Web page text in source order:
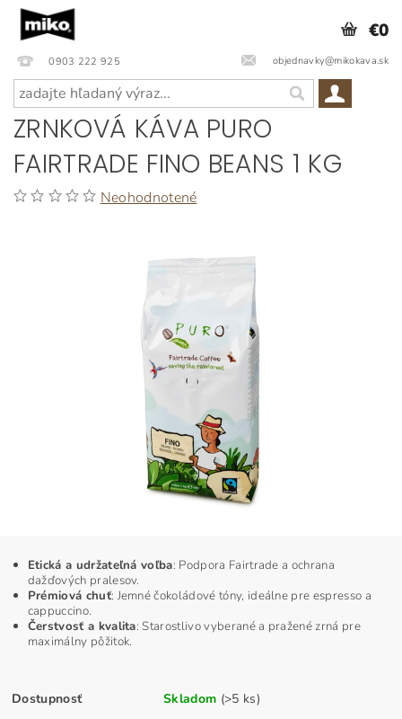
0903 222 925 objednavky@mikokava.sk
€0
ZRNKOVÁ KÁVA PURO
FAIRTRADE FINO BEANS 1 KG
Neohodnotené
Etická a udržateľná voľba: Podpora Fairtrade a ochrana
dažďových pralesov.
Prémiová chuť: Jemné čokoládové tóny, ideálne pre espresso a
cappuccino.
Čerstvosť a kvalita: Starostlivo vyberané a pražené zrná pre
maximálny pôžitok.
Dostupnosť Skladom (>5 ks)